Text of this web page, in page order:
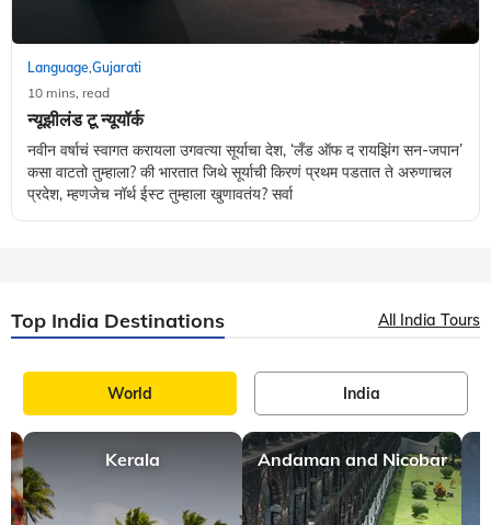
Language,Gujarati
10 mins, read
न्यूझीलंड टू न्यूयॉर्क
नवीन वर्षाचं स्वागत करायला उगवत्या सूर्याचा देश, ‘लँड ऑफ द रायझिंग सन-जपान’
कसा वाटतो तुम्हाला? की भारतात जिथे सूर्याची किरणं प्रथम पडतात ते अरुणाचल
प्रदेश, म्हणजेच नॉर्थ ईस्ट तुम्हाला खुणावतंय? सर्वा
Top India Destinations All India Tours
World India
Kerala Andaman and Nicobar